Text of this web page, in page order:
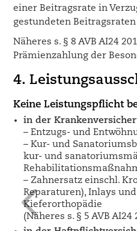
einer Beitragsrate in
gestundeten
Näheres s. § 8 AVB AI24
Prämienzahlung der
4.
Keine Leistungspflicht
in der
– Entzugs- und
– Kur- und
kur- und
– Zahnersatz einschl.
Reparaturen), Inlays
Kieferorthopädie
(Näheres s. § 5 AVB AI24
4